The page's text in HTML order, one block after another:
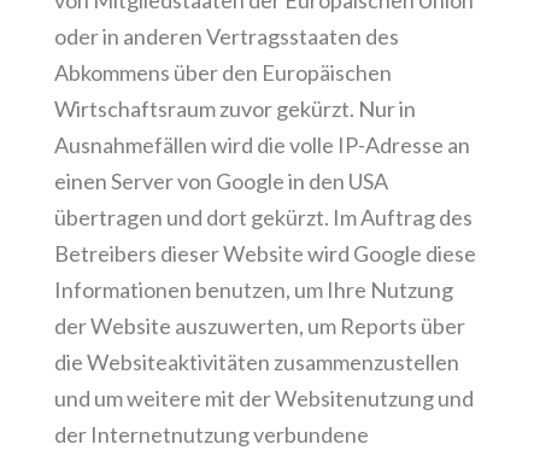
oder in anderen Vertragsstaaten des
Abkommens über den Europäischen
Wirtschaftsraum zuvor gekürzt. Nur in
Ausnahmefällen wird die volle IP-Adresse an
einen Server von Google in den USA
übertragen und dort gekürzt. Im Auftrag des
Betreibers dieser Website wird Google diese
Informationen benutzen, um Ihre Nutzung
der Website auszuwerten, um Reports über
die Websiteaktivitäten zusammenzustellen
und um weitere mit der Websitenutzung und
der Internetnutzung verbundene